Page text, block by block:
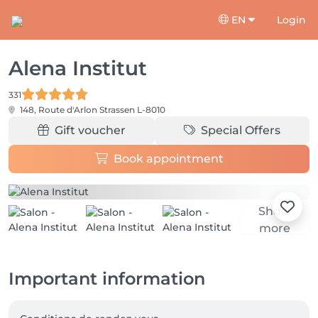
EN Login
Alena Institut
331
148, Route d'Arlon Strassen L-8010
Gift voucher Special Offers
Book appointment
Show
more
Important information